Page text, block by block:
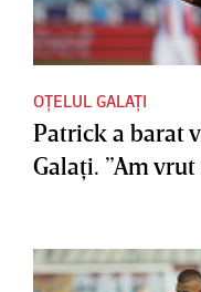
OȚELUL GALAȚI
Patrick a barat
Galaţi. ”Am